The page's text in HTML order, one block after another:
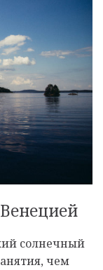
солнечный
чем